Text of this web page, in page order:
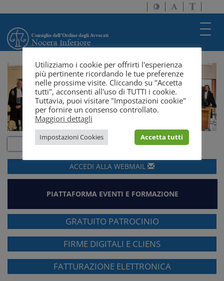
Attiva/disattiva
alto
Attiva/
dimensione
a
solo
ACCEDI ALLA WEBMAIL
PIATTAFORMA EVENTI E FORMAZIONE
GRATUITO PATROCINIO
FIRME DIGITALI E CLIENS
FATTURAZIONE ELETTRONICA
Utilizziamo i cookie per offrirti l'esperienza
più pertinente ricordando le tue preferenze
nelle prossime visite. Cliccando su "Accetta
tutti", acconsenti all'uso di TUTTI i cookie.
Tuttavia, puoi visitare "Impostazioni cookie"
per fornire un consenso controllato.
Maggiori dettagli
Impostazioni Cookies Accetta tutti